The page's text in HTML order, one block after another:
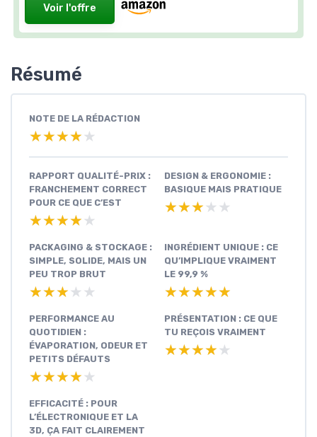
Voir l'offre
Résumé
NOTE DE LA RÉDACTION
★★★★★
★★★★★
RAPPORT QUALITÉ-PRIX :
FRANCHEMENT CORRECT
POUR CE QUE C’EST
★★★★★
★★★★★
DESIGN & ERGONOMIE :
BASIQUE MAIS PRATIQUE
★★★★★
★★★★★
PACKAGING & STOCKAGE :
SIMPLE, SOLIDE, MAIS UN
PEU TROP BRUT
★★★★★
★★★★★
INGRÉDIENT UNIQUE : CE
QU’IMPLIQUE VRAIMENT
LE 99,9 %
★★★★★
★★★★★
PERFORMANCE AU
QUOTIDIEN :
ÉVAPORATION, ODEUR ET
PETITS DÉFAUTS
★★★★★
★★★★★
PRÉSENTATION : CE QUE
TU REÇOIS VRAIMENT
★★★★★
★★★★★
EFFICACITÉ : POUR
L’ÉLECTRONIQUE ET LA
3D, ÇA FAIT CLAIREMENT